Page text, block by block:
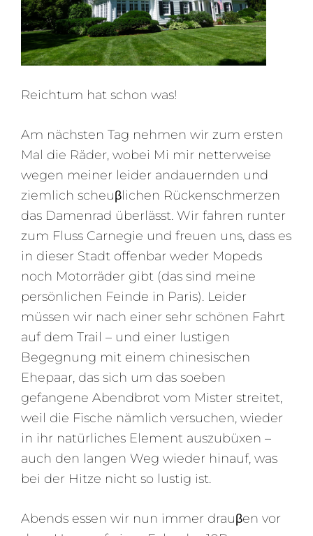
Reichtum hat schon was!
Am nächsten Tag nehmen wir zum ersten
Mal die Räder, wobei Mi mir netterweise
wegen meiner leider andauernden und
ziemlich scheuβlichen Rückenschmerzen
das Damenrad überlässt. Wir fahren runter
zum Fluss Carnegie und freuen uns, dass es
in dieser Stadt offenbar weder Mopeds
noch Motorräder gibt (das sind meine
persönlichen Feinde in Paris). Leider
müssen wir nach einer sehr schönen Fahrt
auf dem Trail – und einer lustigen
Begegnung mit einem chinesischen
Ehepaar, das sich um das soeben
gefangene Abendbrot vom Mister streitet,
weil die Fische nämlich versuchen, wieder
in ihr natürliches Element auszubüxen –
auch den langen Weg wieder hinauf, was
bei der Hitze nicht so lustig ist.
Abends essen wir nun immer drauβen vor